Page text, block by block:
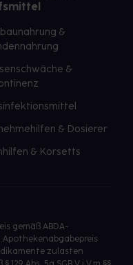
&
&
& Dosierer
& Korsetts
gemäß ABDA-
Apothekenabgabepreis
zulasten